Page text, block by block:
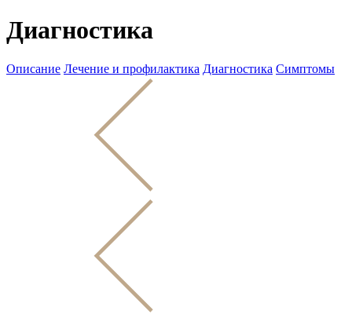
Диагностика
Описание Лечение и профилактика Диагностика Симптомы